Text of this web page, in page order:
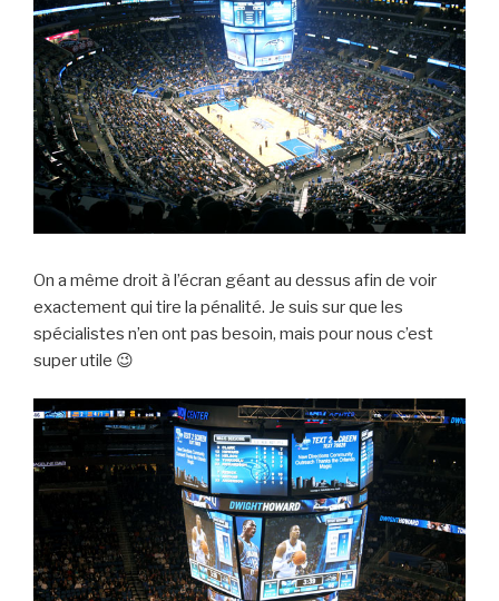
On a même droit à l’écran géant au dessus afin de voir
exactement qui tire la pénalité. Je suis sur que les
spécialistes n’en ont pas besoin, mais pour nous c’est
super utile 😉